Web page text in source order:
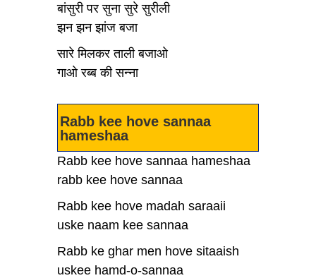
बांसुरी पर सुना सुरे सुरीली
झन झन झांज बजा
सारे मिलकर ताली बजाओ
गाओ रब्ब की सन्ना
Rabb kee hove sannaa
hameshaa
Rabb kee hove sannaa hameshaa
rabb kee hove sannaa
Rabb kee hove madah saraaii
uske naam kee sannaa
Rabb ke ghar men hove sitaaish
uskee hamd-o-sannaa